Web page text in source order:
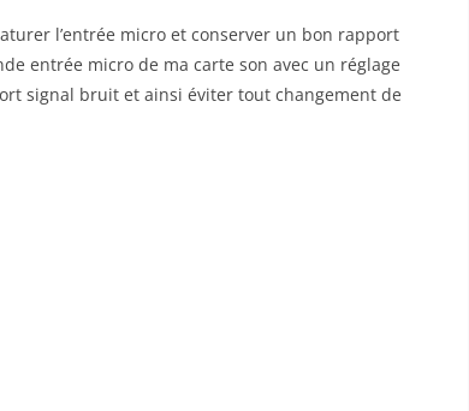
l’entrée micro et conserver un bon rapport
entrée micro de ma carte son avec un réglage
signal bruit et ainsi éviter tout changement de